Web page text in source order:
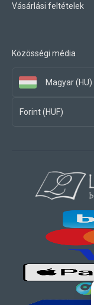
Vásárlási feltételek
Közösségi média
Magyar (HU)
Forint (HUF)